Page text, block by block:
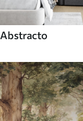
Abstracto